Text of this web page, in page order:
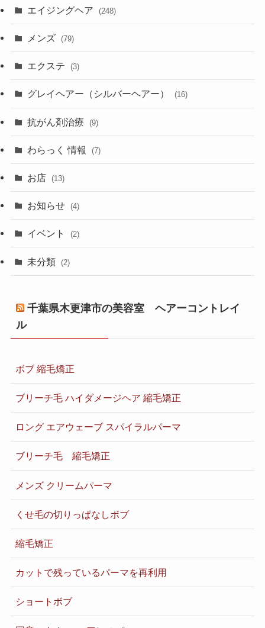
エイジングヘア (248)
メンズ (79)
エクステ (3)
グレイヘアー（シルバーヘアー） (16)
抗がん剤治療 (9)
わらっく 情報 (7)
お店 (13)
お知らせ (4)
イベント (2)
未分類 (2)
千葉県木更津市の美容室 ヘアーコントレイ
ル
ボブ 縮毛矯正
ブリーチ毛 ハイダメージヘア 縮毛矯正
ロング エアウェーブ スパイラルパーマ
ブリーチ毛 縮毛矯正
メンズ クリームパーマ
くせ毛の切りっぱなしボブ
縮毛矯正
カットで残っているパーマを再利用
ショートボブ